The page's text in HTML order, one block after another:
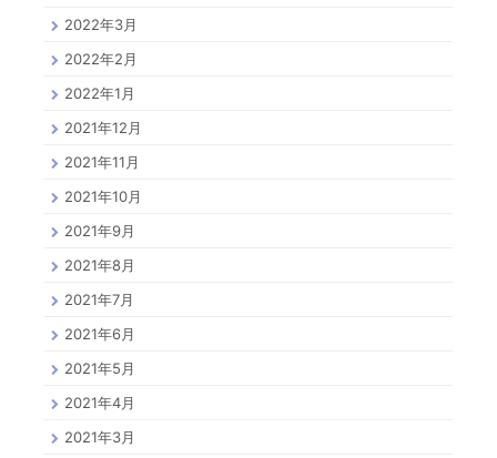
2022年3月
2022年2月
2022年1月
2021年12月
2021年11月
2021年10月
2021年9月
2021年8月
2021年7月
2021年6月
2021年5月
2021年4月
2021年3月